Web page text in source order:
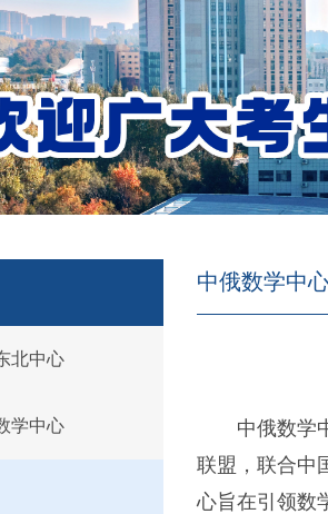
北中心
学中心
中俄数学中
中俄数学
联盟，联合中
心旨在引领数